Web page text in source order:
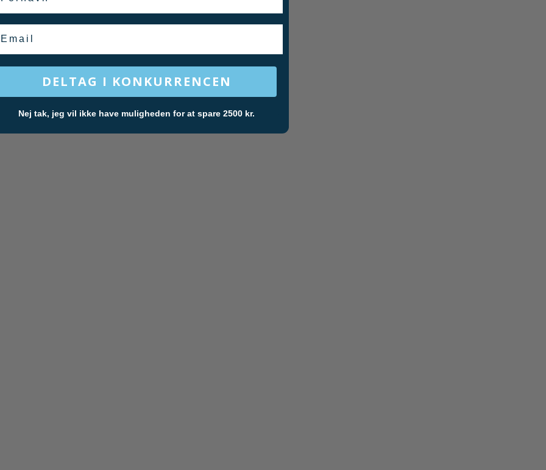
DELTAG I KONKURRENCEN
Nej tak, jeg vil ikke have muligheden for at spare 2500 kr.